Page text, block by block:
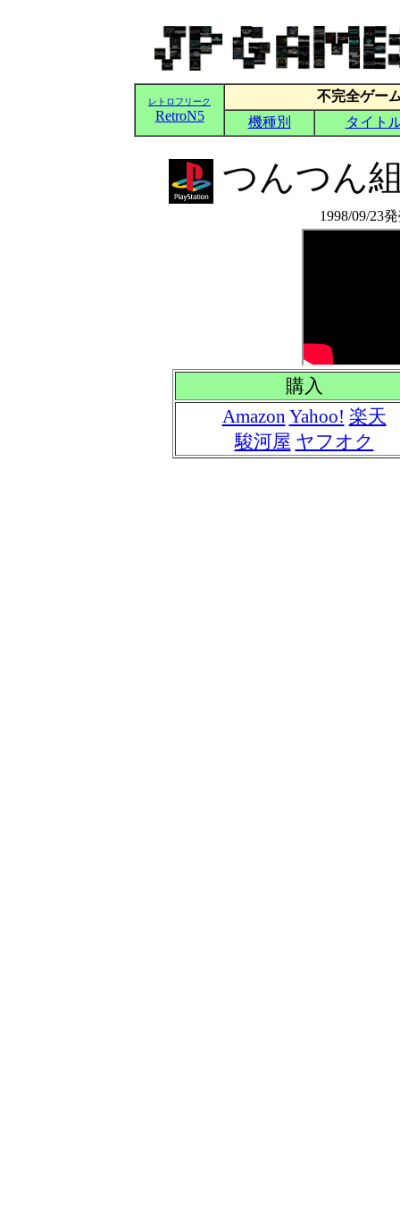
つんつん
1998/09/23
購入
Amazon Yahoo! 楽天
駿河屋 ヤフオク